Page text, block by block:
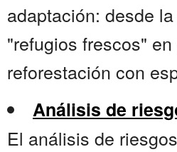
adaptación: desde
"refugios frescos"
reforestación con
Análisis de
El análisis de